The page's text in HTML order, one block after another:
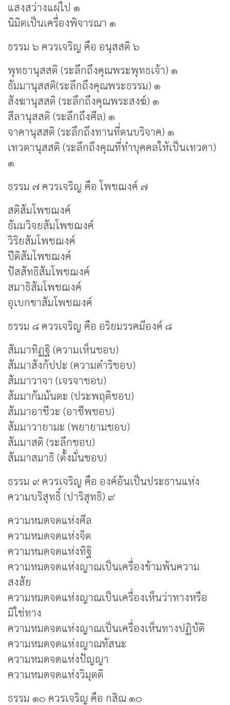
แสงสว่างแผ่ไป ๑
นิมิตเป็นเครื่องพิจารณา ๑
ธรรม ๖ ควรเจริญ คือ อนุสสติ ๖
พุทธานุสสติ (ระลึกถึงคุณพระพุทธเจ้า) ๑
ธัมมานุสสติ(ระลึกถึงคุณพระธรรม) ๑
สังฆานุสสติ (ระลึกถึงคุณพระสงฆ์) ๑
สีลานุสสติ (ระลึกถึงศีล) ๑
จาคานุสสติ (ระลึกถึงทานที่ตนบริจาค) ๑
เทวตานุสสติ (ระลึกถึงคุณที่ทำบุคคลให้เป็นเทวดา)
๑
ธรรม ๗ ควรเจริญ คือ โพชฌงค์ ๗
สติสัมโพชฌงค์
ธัมมวิจยสัมโพชฌงค์
วิริยสัมโพชฌงค์
ปีติสัมโพชฌงค์
ปัสสัทธิสัมโพชฌงค์
สมาธิสัมโพชฌงค์
อุเบกขาสัมโพชฌงค์
ธรรม ๘ ควรเจริญ คือ อริยมรรคมีองค์ ๘
สัมมาทิฏฐิ (ความเห็นชอบ)
สัมมาสังกัปปะ (ความดำริชอบ)
สัมมาวาจา (เจรจาชอบ)
สัมมากัมมันตะ (ประพฤติชอบ)
สัมมาอาชีวะ (อาชีพชอบ)
สัมมาวายามะ (พยายามชอบ)
สัมมาสติ (ระลึกชอบ)
สัมมาสมาธิ (ตั้งมั่นชอบ)
ธรรม ๙ ควรเจริญ คือ องค์อันเป็นประธานแห่ง
ความบริสุทธิ์ (ปาริสุทธิ) ๙
ความหมดจดแห่งศีล
ความหมดจดแห่งจิต
ความหมดจดแห่งทิฐิ
ความหมดจดแห่งญาณเป็นเครื่องข้ามพ้นความ
สงสัย
ความหมดจดแห่งญาณเป็นเครื่องเห็นว่าทางหรือ
มิใช่ทาง
ความหมดจดแห่งญาณเป็นเครื่องเห็นทางปฏิบัติ
ความหมดจดแห่งญาณทัสนะ
ความหมดจดแห่งปัญญา
ความหมดจดแห่งวิมุตติ
ธรรม ๑๐ ควรเจริญ คือ กสิณ ๑๐